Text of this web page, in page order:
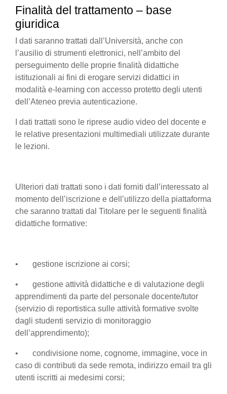
Finalità del trattamento – base
giuridica
I dati saranno trattati dall’Università, anche con
l’ausilio di strumenti elettronici, nell’ambito del
perseguimento delle proprie finalità didattiche
istituzionali ai fini di erogare servizi didattici in
modalità e-learning con accesso protetto degli utenti
dell’Ateneo previa autenticazione.
I dati trattati sono le riprese audio video del docente e
le relative presentazioni multimediali utilizzate durante
le lezioni.
Ulteriori dati trattati sono i dati forniti dall’interessato al
momento dell’iscrizione e dell’utilizzo della piattaforma
che saranno trattati dal Titolare per le seguenti finalità
didattiche formative:
• gestione iscrizione ai corsi;
• gestione attività didattiche e di valutazione degli
apprendimenti da parte del personale docente/tutor
(servizio di reportistica sulle attività formative svolte
dagli studenti servizio di monitoraggio
dell’apprendimento);
• condivisione nome, cognome, immagine, voce in
caso di contributi da sede remota, indirizzo email tra gli
utenti iscritti ai medesimi corsi;